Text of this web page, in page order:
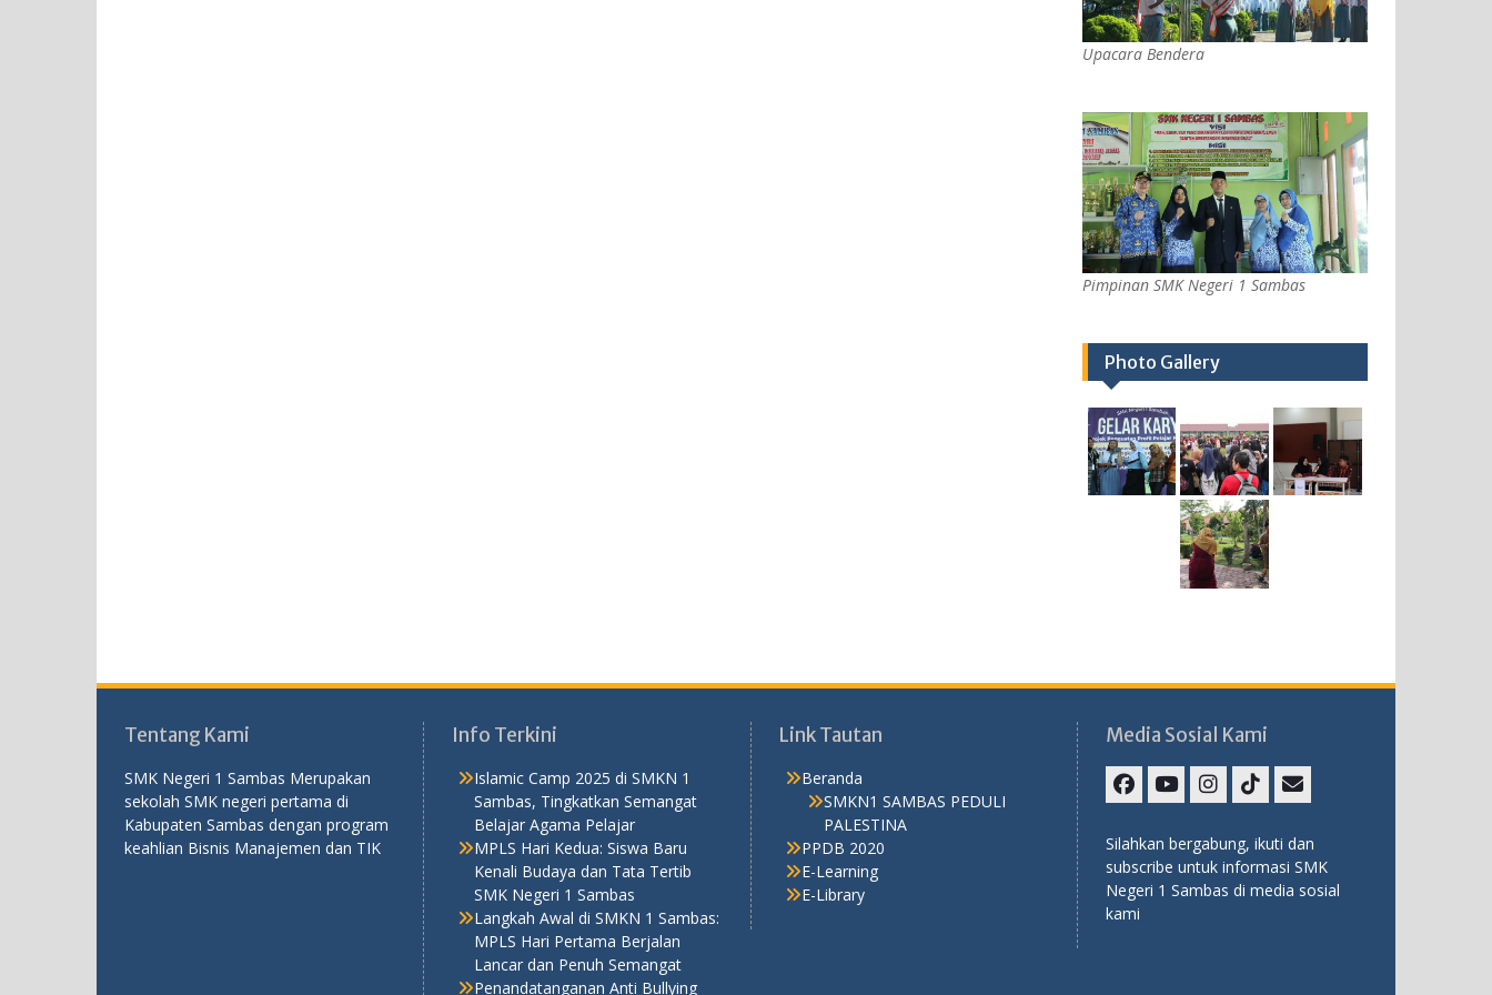
Upacara Bendera
Pimpinan SMK Negeri 1 Sambas
Photo Gallery
Tentang Kami
SMK Negeri 1 Sambas Merupakan
sekolah SMK negeri pertama di
Kabupaten Sambas dengan program
keahlian Bisnis Manajemen dan TIK
Info Terkini
Islamic Camp 2025 di SMKN 1
Sambas, Tingkatkan Semangat
Belajar Agama Pelajar
MPLS Hari Kedua: Siswa Baru
Kenali Budaya dan Tata Tertib
SMK Negeri 1 Sambas
Langkah Awal di SMKN 1 Sambas:
MPLS Hari Pertama Berjalan
Lancar dan Penuh Semangat
Penandatanganan Anti Bullying
Link Tautan
Beranda
SMKN1 SAMBAS PEDULI
PALESTINA
PPDB 2020
E-Learning
E-Library
Media Sosial Kami
Silahkan bergabung, ikuti dan
subscribe untuk informasi SMK
Negeri 1 Sambas di media sosial
kami